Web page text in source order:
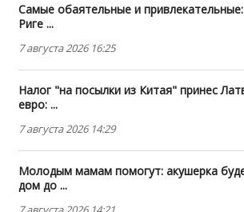
Самые обаятельные и
Риге ...
7 августа 2026 16:25
Налог "на посылки из Китая" принес
евро: ...
7 августа 2026 14:29
Молодым мамам помогут: акушерка
дом до ...